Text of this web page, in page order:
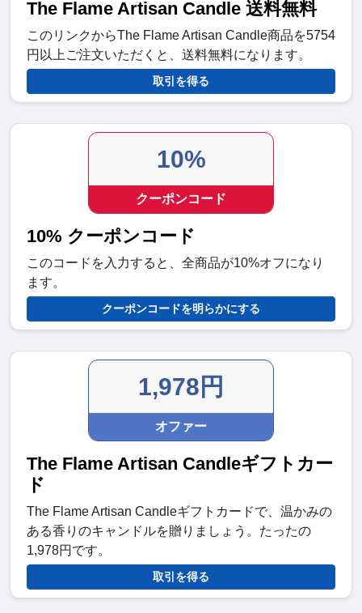
The Flame Artisan Candle 送料無料
このリンクからThe Flame Artisan Candle商品を5754
円以上ご注文いただくと、送料無料になります。
取引を得る
10%
クーポンコード
10% クーポンコード
このコードを入力すると、全商品が10%オフになり
ます。
クーポンコードを明らかにする
1,978円
オファー
The Flame Artisan Candleギフトカー
ド
The Flame Artisan Candleギフトカードで、温かみの
ある香りのキャンドルを贈りましょう。たったの
1,978円です。
取引を得る